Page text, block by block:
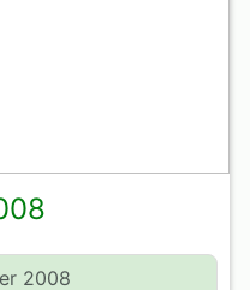
2008